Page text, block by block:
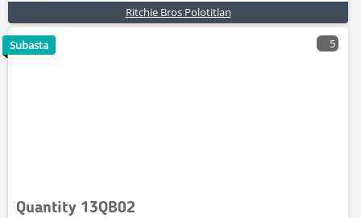
Ritchie Bros Polotitlan
5
Quantity 13QB02
Subasta